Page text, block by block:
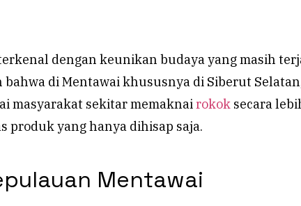
dengan keunikan budaya yang masih
di Mentawai khususnya di Siberut
masyarakat sekitar memaknairokok secara
produk yang hanya dihisap saja.
Mentawai